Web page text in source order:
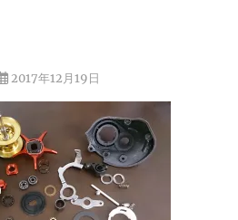
2017年12月19日